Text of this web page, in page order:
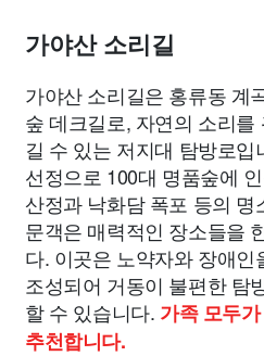
가야산 소리길
가야산 소리길은 홍류동 계
숲 데크길로, 자연의 소리
길 수 있는 저지대 탐방로
선정으로 100대 명품숲에
산정과 낙화담 폭포 등의
문객은 매력적인 장소들을
다. 이곳은 노약자와 장애인
조성되어 거동이 불편한 탐
할 수 있습니다. 가족 모두
추천합니다.